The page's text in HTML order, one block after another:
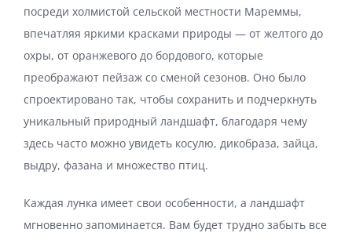
посреди холмистой сельской местности Мареммы,
впечатляя яркими красками природы — от желтого до
охры, от оранжевого до бордового, которые
преображают пейзаж со сменой сезонов. Оно было
спроектировано так, чтобы сохранить и подчеркнуть
уникальный природный ландшафт, благодаря чему
здесь часто можно увидеть косулю, дикобраза, зайца,
выдру, фазана и множество птиц.
Каждая лунка имеет свои особенности, а ландшафт
мгновенно запоминается. Вам будет трудно забыть все